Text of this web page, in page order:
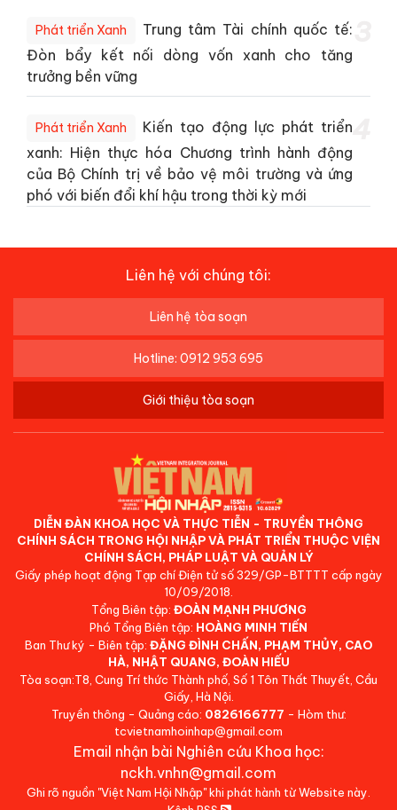
Phát triển Xanh
Trung tâm Tài chính quốc tế:
Đòn bẩy kết nối dòng vốn xanh cho tăng
trưởng bền vững
Phát triển Xanh
Kiến tạo động lực phát triển
xanh: Hiện thực hóa Chương trình hành động
của Bộ Chính trị về bảo vệ môi trường và ứng
phó với biến đổi khí hậu trong thời kỳ mới
Liên hệ với chúng tôi:
Liên hệ tòa soạn
Hotline: 0912 953 695
Giới thiệu tòa soạn
DIỄN ĐÀN KHOA HỌC VÀ THỰC TIỄN - TRUYỀN THÔNG
CHÍNH SÁCH TRONG HỘI NHẬP VÀ PHÁT TRIỂN THUỘC VIỆN
CHÍNH SÁCH, PHÁP LUẬT VÀ QUẢN LÝ
Giấy phép hoạt động Tạp chí Điện tử số 329/GP-BTTTT cấp ngày
10/09/2018.
Tổng Biên tập: ĐOÀN MẠNH PHƯƠNG
Phó Tổng Biên tập: HOÀNG MINH TIẾN
Ban Thư ký - Biên tập: ĐẶNG ĐÌNH CHẤN, PHẠM THỦY, CAO
HÀ, NHẬT QUANG, ĐOÀN HIẾU
Tòa soạn:T8, Cung Trí thức Thành phố, Số 1 Tôn Thất Thuyết, Cầu
Giấy, Hà Nội.
Truyền thông - Quảng cáo: 0826166777 - Hòm thư:
tcvietnamhoinhap@gmail.com
Email nhận bài Nghiên cứu Khoa học:
nckh.vnhn@gmail.com
Ghi rõ nguồn "Việt Nam Hội Nhập" khi phát hành từ Website này.